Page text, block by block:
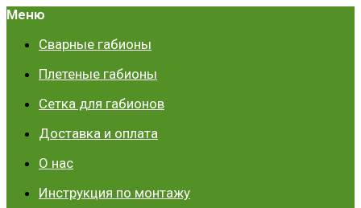
Меню
Сварные габионы
Плетеные габионы
Сетка для габионов
Доставка и оплата
О нас
Инструкция по монтажу